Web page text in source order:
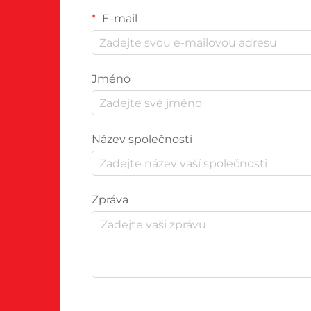
E-mail
Jméno
Název společnosti
Zpráva